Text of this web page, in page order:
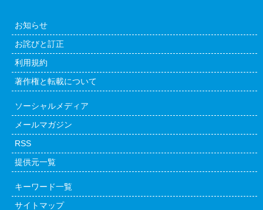
お知らせ
お詫びと訂正
利用規約
著作権と転載について
ソーシャルメディア
メールマガジン
RSS
提供元一覧
キーワード一覧
サイトマップ